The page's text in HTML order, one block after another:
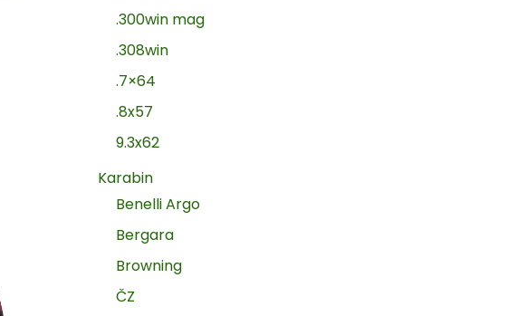
.300win mag
.308win
.7×64
.8x57
9.3x62
Karabin
Benelli Argo
Bergara
Browning
ČZ